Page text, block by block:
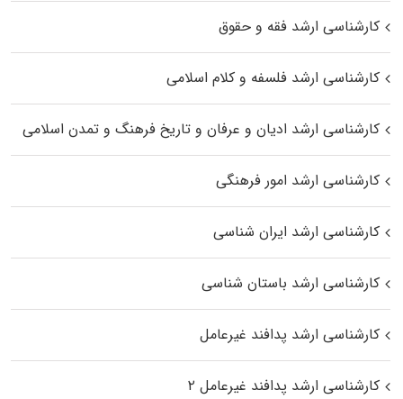
کارشناسی ارشد فقه و حقوق
کارشناسی ارشد فلسفه و کلام اسلامی
کارشناسی ارشد ادیان و عرفان و تاریخ فرهنگ و تمدن اسلامی
کارشناسی ارشد امور فرهنگی
کارشناسی ارشد ایران شناسی
کارشناسی ارشد باستان شناسی
کارشناسی ارشد پدافند غیرعامل
کارشناسی ارشد پدافند غیرعامل ۲